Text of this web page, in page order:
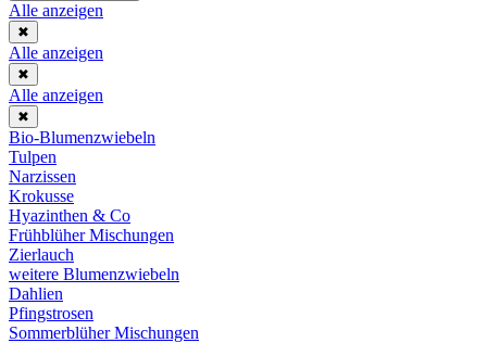
Alle anzeigen
✖
Alle anzeigen
✖
Alle anzeigen
✖
Bio-Blumenzwiebeln
Tulpen
Narzissen
Krokusse
Hyazinthen & Co
Frühblüher Mischungen
Zierlauch
weitere Blumenzwiebeln
Dahlien
Pfingstrosen
Sommerblüher Mischungen